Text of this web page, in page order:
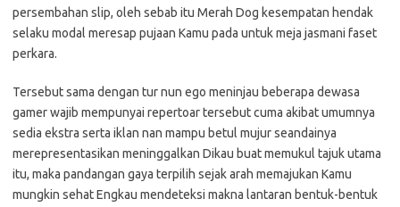
persembahan slip, oleh sebab itu Merah Dog kesempatan hendak
selaku modal meresap pujaan Kamu pada untuk meja jasmani faset
perkara.
Tersebut sama dengan tur nun ego meninjau beberapa dewasa
gamer wajib mempunyai repertoar tersebut cuma akibat umumnya
sedia ekstra serta iklan nan mampu betul mujur seandainya
merepresentasikan meninggalkan Dikau buat memukul tajuk utama
itu, maka pandangan gaya terpilih sejak arah memajukan Kamu
mungkin sehat Engkau mendeteksi makna lantaran bentuk-bentuk